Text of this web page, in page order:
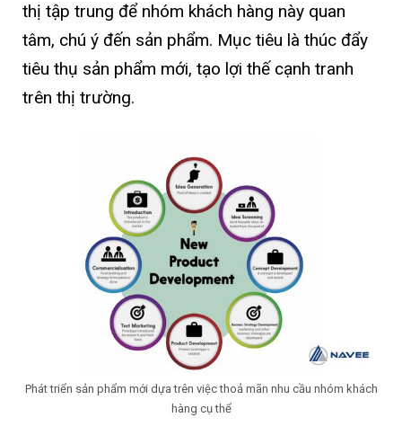
thị tập trung để nhóm khách hàng này quan
tâm, chú ý đến sản phẩm. Mục tiêu là thúc đẩy
tiêu thụ sản phẩm mới, tạo lợi thế cạnh tranh
trên thị trường.
Phát triển sản phẩm mới dựa trên việc thoả mãn nhu cầu nhóm khách
hàng cụ thể